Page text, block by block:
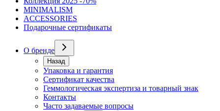
MINIMALISM
ACCESSORIES
Подарочные сертификаты
О бренде
Назад
Упаковка и гарантия
Сертификат качества
Геммологическая экспертиза и товарный знак
Контакты
Часто задаваемые вопросы